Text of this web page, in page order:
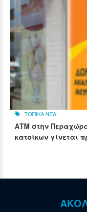
ΤΟΠΙΚΑ ΝΕΑ
ΑΤΜ στην
κατοίκων γίνεται